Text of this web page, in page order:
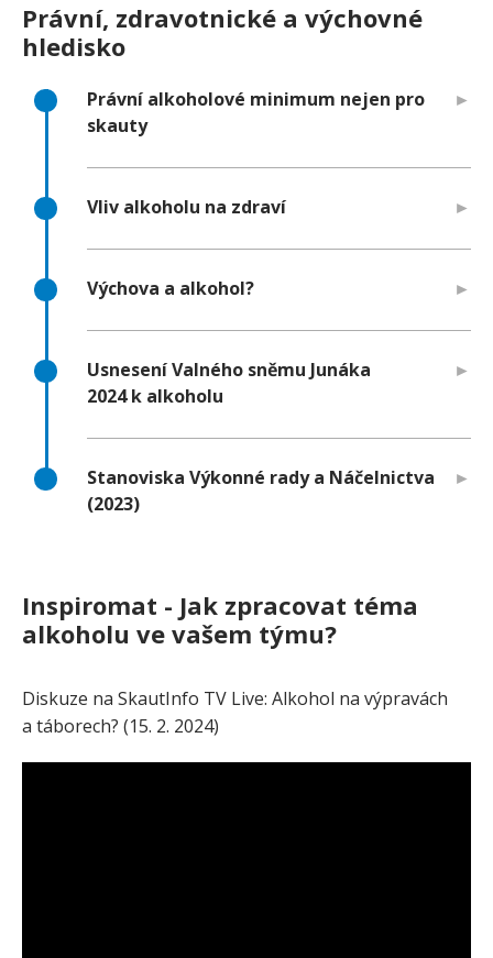
Právní, zdravotnické a výchovné
hledisko
Právní alkoholové minimum nejen pro
skauty
Vliv alkoholu na zdraví
Výchova a alkohol?
Usnesení Valného sněmu Junáka
2024 k alkoholu
Stanoviska Výkonné rady a Náčelnictva
(2023)
Inspiromat - Jak zpracovat téma
alkoholu ve vašem týmu?
Diskuze na SkautInfo TV Live: Alkohol na výpravách
a táborech? (15. 2. 2024)